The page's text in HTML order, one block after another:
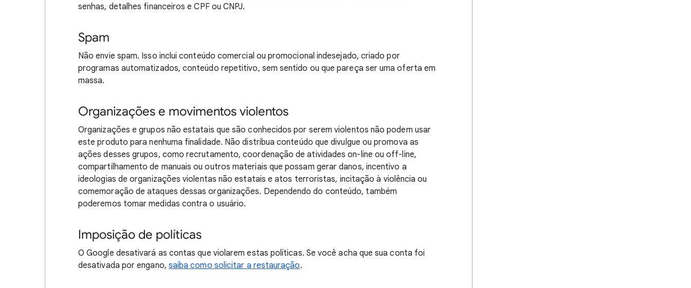
senhas, detalhes financeiros e CPF ou CNPJ.
Spam
Não envie spam. Isso inclui conteúdo comercial ou promocional indesejado, criado por
programas automatizados, conteúdo repetitivo, sem sentido ou que pareça ser uma oferta em
massa.
Organizações e movimentos violentos
Organizações e grupos não estatais que são conhecidos por serem violentos não podem usar
este produto para nenhuma finalidade. Não distribua conteúdo que divulgue ou promova as
ações desses grupos, como recrutamento, coordenação de atividades on-line ou off-line,
compartilhamento de manuais ou outros materiais que possam gerar danos, incentivo a
ideologias de organizações violentas não estatais e atos terroristas, incitação à violência ou
comemoração de ataques dessas organizações. Dependendo do conteúdo, também
poderemos tomar medidas contra o usuário.
Imposição de políticas
O Google desativará as contas que violarem estas políticas. Se você acha que sua conta foi
desativada por engano, saiba como solicitar a restauração.